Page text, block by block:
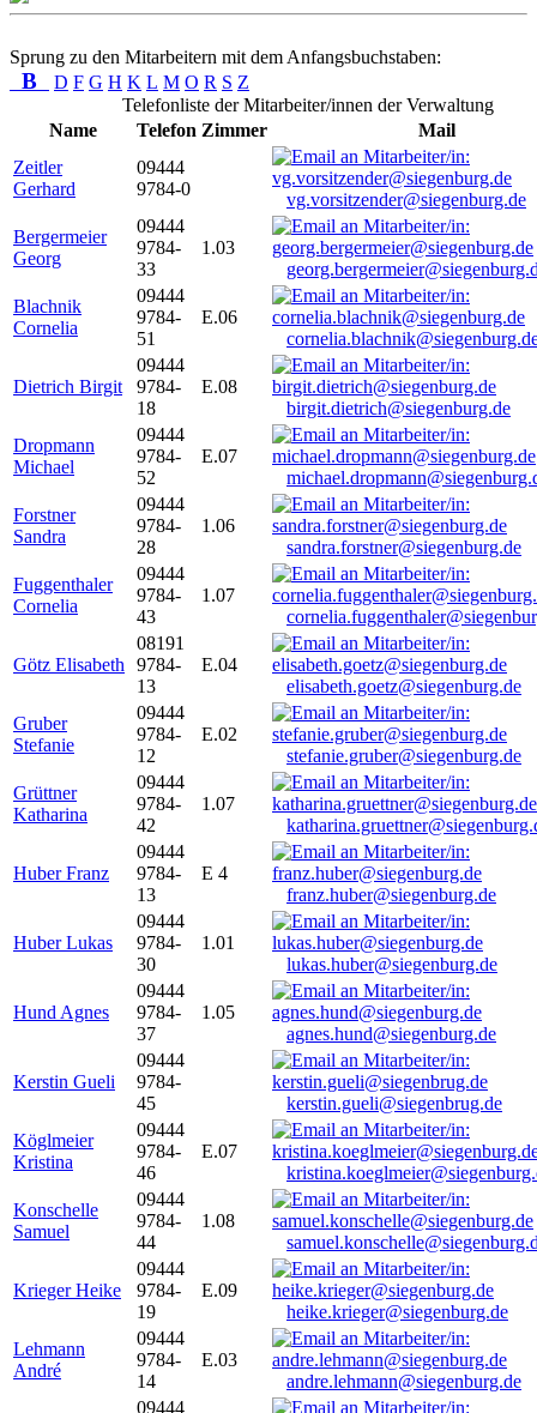
Sprung zu den Mitarbeitern mit dem Anfangsbuchstaben:
B D F G H K L M O R S Z
Telefonliste der Mitarbeiter/innen der Verwaltung
Name
Telefon Zimmer
Mail
Zeitler
Gerhard
09444
9784-0
vg.vorsitzender@siegenburg.de
Bergermeier
Georg
09444
9784-
33
1.03
Blachnik
Cornelia
09444
9784-
51
E.06
Dietrich Birgit
09444
9784-
18
E.08
birgit.dietrich@siegenburg.de
Dropmann
Michael
09444
9784-
52
E.07
Forstner
Sandra
09444
9784-
28
1.06
sandra.forstner@siegenburg.de
Fuggenthaler
Cornelia
09444
9784-
43
1.07
Götz Elisabeth
08191
9784-
13
E.04
elisabeth.goetz@siegenburg.de
Gruber
Stefanie
09444
9784-
12
E.02
stefanie.gruber@siegenburg.de
Grüttner
Katharina
09444
9784-
42
1.07
Huber Franz
09444
9784-
13
E 4
franz.huber@siegenburg.de
Huber Lukas
09444
9784-
30
1.01
lukas.huber@siegenburg.de
Hund Agnes
09444
9784-
37
1.05
agnes.hund@siegenburg.de
Kerstin Gueli
09444
9784-
45
kerstin.gueli@siegenbrug.de
Köglmeier
Kristina
09444
9784-
46
E.07
Konschelle
Samuel
09444
9784-
44
1.08
Krieger Heike
09444
9784-
19
E.09
heike.krieger@siegenburg.de
Lehmann
André
09444
9784-
14
E.03
andre.lehmann@siegenburg.de
09444